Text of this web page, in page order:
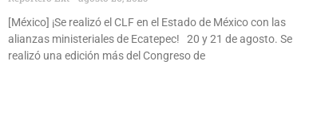
[México] ¡Se realizó el CLF en el Estado de México con las
alianzas ministeriales de Ecatepec! 20 y 21 de agosto. Se
realizó una edición más del Congreso de